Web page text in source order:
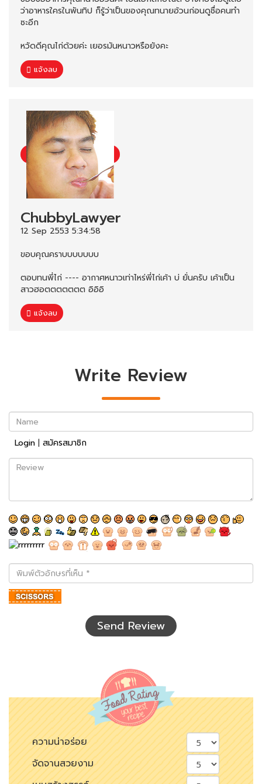
ว่าอาหารใครในพันทิป ก็รู้ว่าเป็นของคุณทนายอ้วนก่อนดูชื่อคนทำ
ซะอีก
หวัดดีคุณไก่ด้วยค่ะ เยอรมันหนาวหรือยังคะ
แจ้งลบ
ChubbyLawyer
12 Sep 2553 5:34:58
ขอบคุณคราบบบบบบบ
ตอบทนพี่ไก่ ---- อากาศหนาวเท่าไหร่พี่ไก่เค้า บ่ ยั่นครับ เค้าเป็น
สาวฮอตตตตตตต อิอิอิ
แจ้งลบ
Write Review
Name
Login | สมัครสมาชิก
Review
พิมพ์
ตัว
อักษร
ที่
Send Review
ความน่าอร่อย
จัดจานสวยงาม